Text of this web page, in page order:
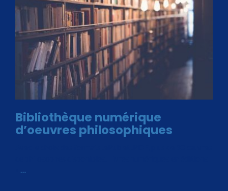
Bibliothèque numérique
d’oeuvres philosophiques
…